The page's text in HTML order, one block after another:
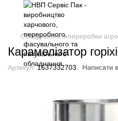
Обладнання з переробки
Карамелізатор
Артикул:1637332703 Написати